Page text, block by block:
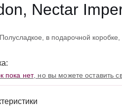
Nectar
в подарочной
пока нет, но вы можете оставить